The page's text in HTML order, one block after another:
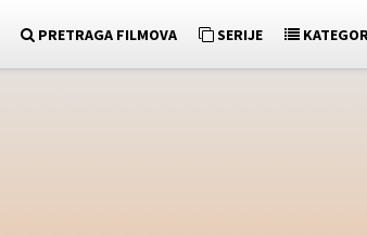
PRETRAGA FILMOVA SERIJE